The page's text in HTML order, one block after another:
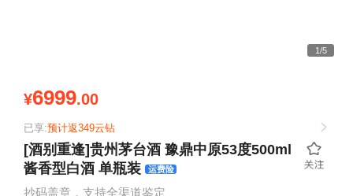
1/5
¥6999.00
已享:预计返349云钻
[酒别重逢]贵州茅台酒 豫鼎中原53度500ml
酱香型白酒 单瓶装 运费险
抄码盖章，支持全渠道鉴定